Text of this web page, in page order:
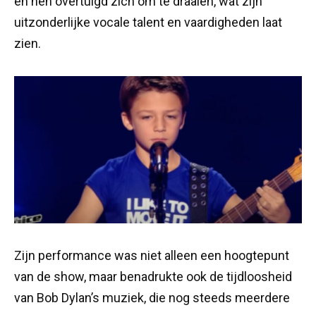
uitzonderlijke vocale talent en vaardigheden laat
zien.
Zijn performance was niet alleen een hoogtepunt
van de show, maar benadrukte ook de tijdloosheid
van Bob Dylan’s muziek, die nog steeds meerdere